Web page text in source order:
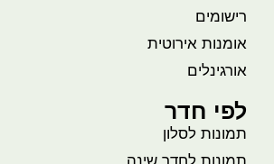
רישומים
אומנות אירוטית
אורגינלים
לפי חדר
תמונות לסלון